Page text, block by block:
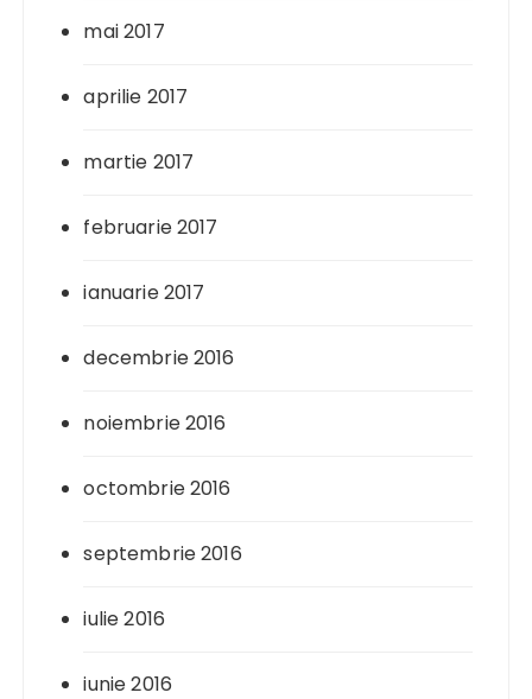
mai 2017
aprilie 2017
martie 2017
februarie 2017
ianuarie 2017
decembrie 2016
noiembrie 2016
octombrie 2016
septembrie 2016
iulie 2016
iunie 2016